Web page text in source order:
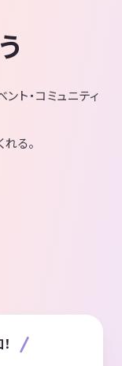
ト・コミュニティ
る。